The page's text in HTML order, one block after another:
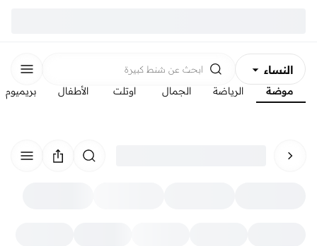
النساء
الرجال
ابحث عن شنط كبيرة
موضة الرياضة الجمال اوتلت الأطفال بريميوم